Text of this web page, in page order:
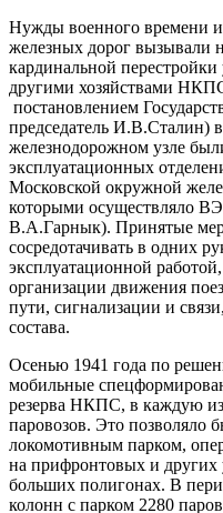
Нужды военного времени
железных дорог вызывали
кардинальной
другими хозяйствами
постановлением
председатель И.В.Сталин)
железнодорожном узле
эксплуатационных
Московской окружной
которыми осуществляло
В.А.Гарнык). Принятые
сосредотачивать в одних
эксплуатационной
организации движения
пути, сигнализации и
состава.
Осенью 1941 года по
мобильные
резерва НКПС, в каждую
паровозов. Это позволяло
локомотивным парком,
на прифронтовых и других
больших полигонах. В
колонн с парком 2280